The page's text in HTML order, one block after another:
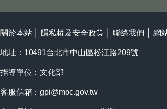
關於本站 隱私權及安全政策 聯絡我們 網
地址：10491台北市中山區松江路209號
指導單位：文化部
客服信箱： gpi@moc.gov.tw